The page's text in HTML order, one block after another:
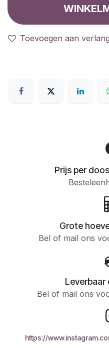
Toevoegen aan
Prijs per
Grote
Bel of mail ons
Leverbaar
Bel of mail ons
https://